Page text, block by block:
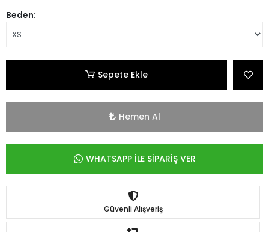
Beden:
Sepete Ekle
Hemen Al
WHATSAPP İLE SİPARİŞ VER
Güvenli Alışveriş